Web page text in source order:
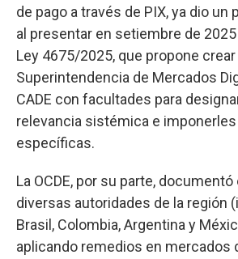
de pago a través de PIX, ya dio
al presentar en setiembre de
Ley 4675/2025, que propone crear
Superintendencia de Mercados
CADE con facultades para
relevancia sistémica e
específicas.
La OCDE, por su parte,
diversas autoridades de la región
Brasil, Colombia, Argentina y
aplicando remedios en mercados